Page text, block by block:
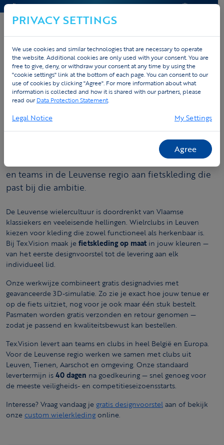
CONTACT & HELP OFFERTE
Home Fietskleding op maat Leuven
Fietskleding op maat in Leuven
Leuven en de Hageland zijn klassiek wielerparcours
— denk aan de Wijnpers, de Smeysberg en de
regio rond de Brabantse Pijl. Een wieleridentiteit
begint bij de juiste kleding. Tex.Vision helpt clubs
en teams in de Leuvense regio aan fietskleding die
past bij die ambitie.
De Leuvense wielercultuur is doordrenkt van Vlaamse
klassiekers en veeleisende hellingen. Wielrclubs in Leuven
kiezen voor kleding die zowel functioneel als herkenbaar is.
Bij Tex.Vision maak jefietskleding op maatin jouw kleuren —
van het eerste designvoorstel tot de levering aan elk
individueel lid.
Onze werkwijze combineert gratis designadvies met
geavanceerde 3D-simulatie. Zo zie je exact hoe jouw tenue er
op de fiets uitziet, nog voor je ook maar één stuk bestelt.
Pasmaten worden gratis verzonden en retour genomen —
zodat je passend en kwaliteitsbewust kan bestellen.
Tex.Vision levert aan teams en clubs in heel België en Europa.
Voor de Leuvense regio werken we samen met clubs uit
Leuven, Tienen, Aarschot en omgeving. Onze standaard
levertermijn is40 dagen na goedkeuring — snel genoeg voor
de meeste veiligheids- en competitieseizoensstarts.
Interesse? Vraag vandaag je gratis designvoorstelaan of bekijk
onzecustom wielerkledingonline.
PRIVACY SETTINGS
We use cookies and similar technologies that are necessary to operate
the website. Additional cookies are only used with your consent. You are
free to give, deny, or withdraw your consent at any time by using the
"cookie settings" link at the bottom of each page. You can consent to our
use of cookies by clicking "Agree". For more information about what
information is collected and how it is shared with our partners, please
read ourData Protection Statement.
Legal Notice My Settings
Agree